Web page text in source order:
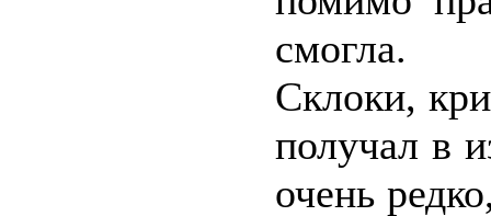
смогла.
Склоки,
получал в
очень